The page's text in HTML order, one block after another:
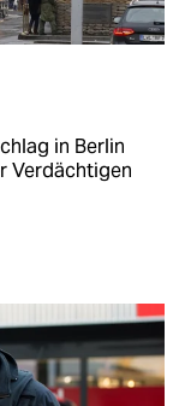
in Berlin
Verdächtigen